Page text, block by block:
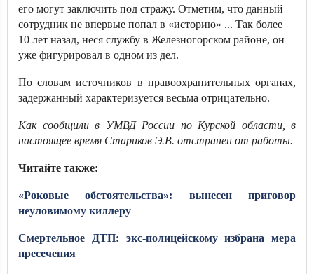
его могут заключить под стражу. Отметим, что данный
сотрудник не впервые попал в «историю» ... Так более
10 лет назад, неся службу в Железногорском районе, он
уже фигурировал в одном из дел.
По словам источников в правоохранительных органах,
задержанный характеризуется весьма отрицательно.
Как сообщили в УМВД России по Курской области, в
настоящее время Стариков Э.В. отстранен от работы.
Читайте также:
«Роковые обстоятельства»: вынесен приговор
неуловимому киллеру
Смертельное ДТП: экс-полицейскому избрана мера
пресечения